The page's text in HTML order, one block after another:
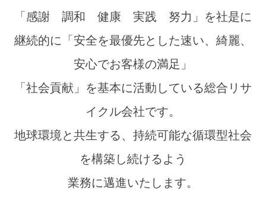
「感謝 調和 健康 実践 努力」を社是に
継続的に「安全を最優先とした速い、綺麗、
安心でお客様の満足」
「社会貢献」を基本に活動している総合リサ
イクル会社です。
地球環境と共生する、持続可能な循環型社会
を構築し続けるよう
業務に邁進いたします。